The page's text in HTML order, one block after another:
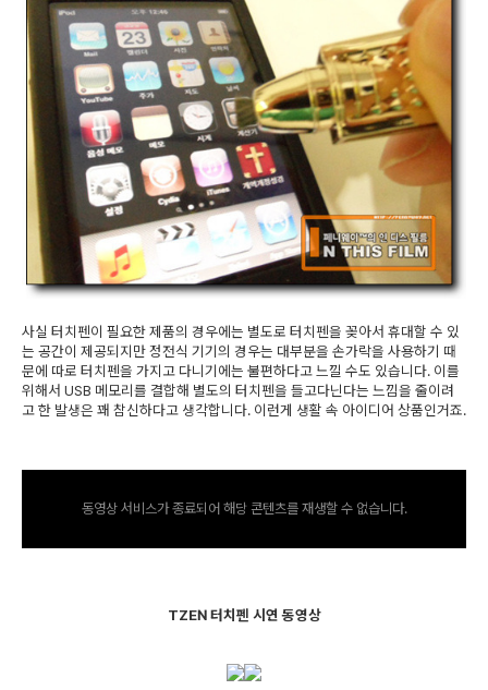
사실 터치펜이 필요한 제품의 경우에는 별도로 터치펜을 꽂아서 휴대할 수 있
는 공간이 제공되지만 정전식 기기의 경우는 대부분을 손가락을 사용하기 때
문에 따로 터치펜을 가지고 다니기에는 불편하다고 느낄 수도 있습니다. 이를
위해서 USB 메모리를 결합해 별도의 터치펜을 들고다닌다는 느낌을 줄이려
고 한 발생은 꽤 참신하다고 생각합니다. 이런게 생활 속 아이디어 상품인거죠.
동영상 서비스가 종료되어 해당 콘텐츠를 재생할 수 없습니다.
TZEN 터치펜 시연 동영상